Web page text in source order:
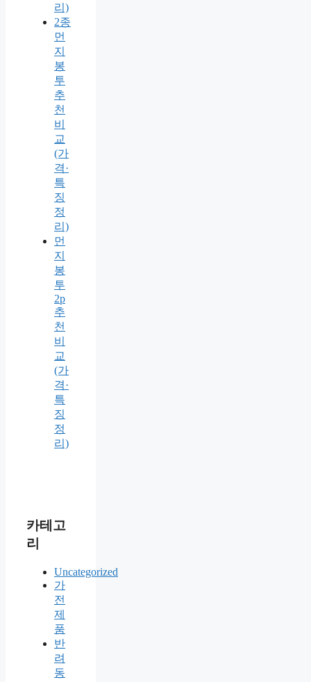
리)
2종
먼
지
봉
투
추
천
비
교
(가
격·
특
징
정
리)
먼
지
봉
투
2p
추
천
비
교
(가
격·
특
징
정
리)
카테고
리
Uncategorized
가
전
제
품
반
려
동